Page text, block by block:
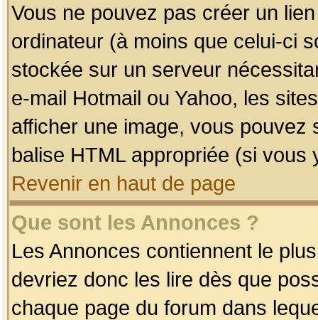
Vous ne pouvez pas créer un
ordinateur (à moins que celui-ci
stockée sur un serveur
e-mail Hotmail ou Yahoo, les
afficher une image, vous pouvez
balise HTML appropriée (si vous
Revenir en haut de page
Que sont les Annonces ?
Les Annonces contiennent le
devriez donc les lire dès que
chaque page du forum dans